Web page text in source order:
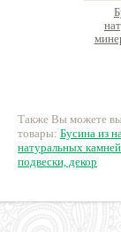
Также Вы можете
товары: Бусина из
натуральных камней
подвески, декор